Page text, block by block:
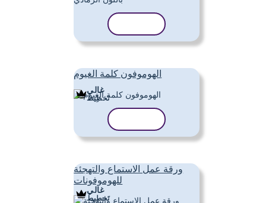
الهوموفون كلمة الغيوم
غالي
تَخطِيط
ورقة عمل الاستماع والتهجئة
للهوموفونات
غالي
تَخطِيط